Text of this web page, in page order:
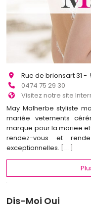
Rue de brionsart 31 -
0474 75 29 30
Visitez notre site
May Malherbe styliste
mariée vetements
marque pour la mariee
rendez-vous et
exceptionnelles. [...]
Dis-Moi Oui